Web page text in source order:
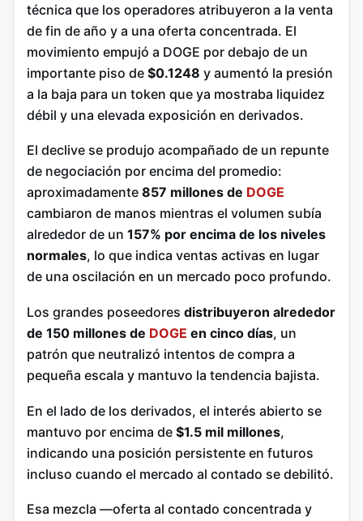
técnica que los operadores atribuyeron a la venta
de fin de año y a una oferta concentrada. El
movimiento empujó a DOGE por debajo de un
importante piso de $0.1248 y aumentó la presión
a la baja para un token que ya mostraba liquidez
débil y una elevada exposición en derivados.
El declive se produjo acompañado de un repunte
de negociación por encima del promedio:
aproximadamente 857 millones de DOGE
cambiaron de manos mientras el volumen subía
alrededor de un 157% por encima de los niveles
normales, lo que indica ventas activas en lugar
de una oscilación en un mercado poco profundo.
Los grandes poseedores distribuyeron alrededor
de 150 millones de DOGE en cinco días, un
patrón que neutralizó intentos de compra a
pequeña escala y mantuvo la tendencia bajista.
En el lado de los derivados, el interés abierto se
mantuvo por encima de $1.5 mil millones,
indicando una posición persistente en futuros
incluso cuando el mercado al contado se debilitó.
Esa mezcla —oferta al contado concentrada y